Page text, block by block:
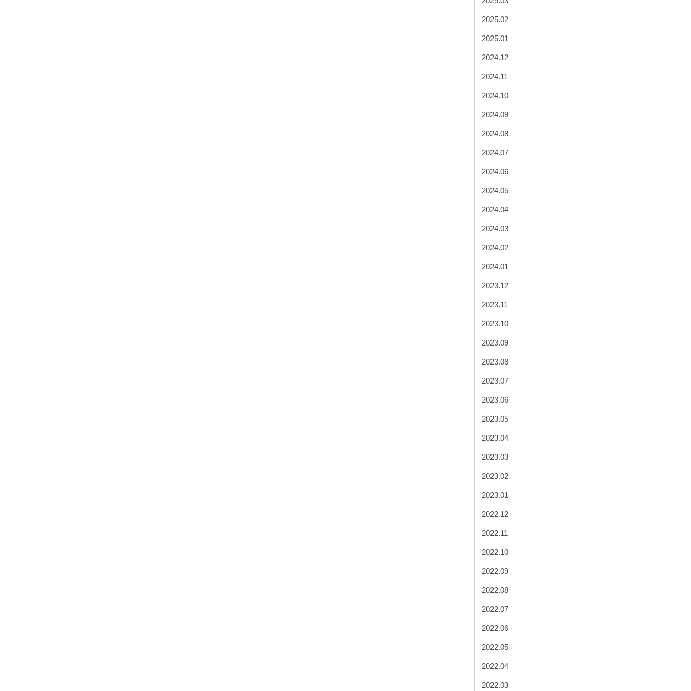
2025.02
2025.01
2024.12
2024.11
2024.10
2024.09
2024.08
2024.07
2024.06
2024.05
2024.04
2024.03
2024.02
2024.01
2023.12
2023.11
2023.10
2023.09
2023.08
2023.07
2023.06
2023.05
2023.04
2023.03
2023.02
2023.01
2022.12
2022.11
2022.10
2022.09
2022.08
2022.07
2022.06
2022.05
2022.04
2022.03